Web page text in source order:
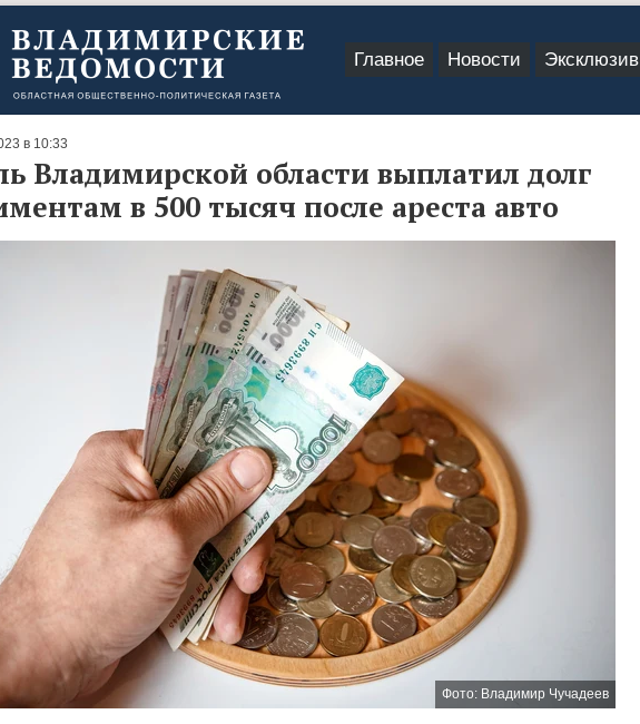
Главное Новости Эксклюзив
в 10:33
Владимирской области выплатил долг
в 500 тысяч после ареста авто
Фото: Владимир Чучадеев